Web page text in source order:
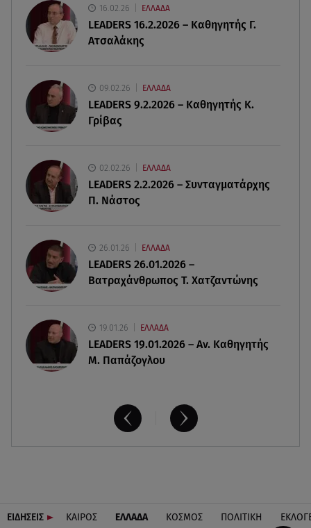
Ερυθρός Σταυρός: Άγρια επίθεση σε νοσηλεύτρια
στα Επείγοντα
bar όπου πνίγηκε ο 4χρονος
09.08.26 , 12:20
09.08.26 , 12:13
Οι ερωτικές προβλέψεις για την εβδομάδα
10/08/2026 - 16/08/2026
09.08.26 , 12:00
Πώς να αποσυνδεθείς (ρεαλιστικά) από το άγχος
στις διακοπές
16.02.26 ΕΛΛΑΔΑ
LEADERS 16.2.2026 – Καθηγητής Γ.
Ατσαλάκης
09.02.26 ΕΛΛΑΔΑ
LEADERS 9.2.2026 – Καθηγητής Κ.
Γρίβας
02.02.26 ΕΛΛΑΔΑ
LEADERS 2.2.2026 – Συνταγματάρχης
Π. Νάστος
26.01.26 ΕΛΛΑΔΑ
LEADERS 26.01.2026 –
Βατραχάνθρωπος Τ. Χατζαντώνης
19.01.26 ΕΛΛΑΔΑ
LEADERS 19.01.2026 – Αν. Καθηγητής
Μ. Παπάζογλου
ΕΙΔΗΣΕΙΣ ΚΑΙΡΟΣ ΕΛΛΑΔΑ ΚΟΣΜΟΣ ΠΟΛΙΤΙΚΗ